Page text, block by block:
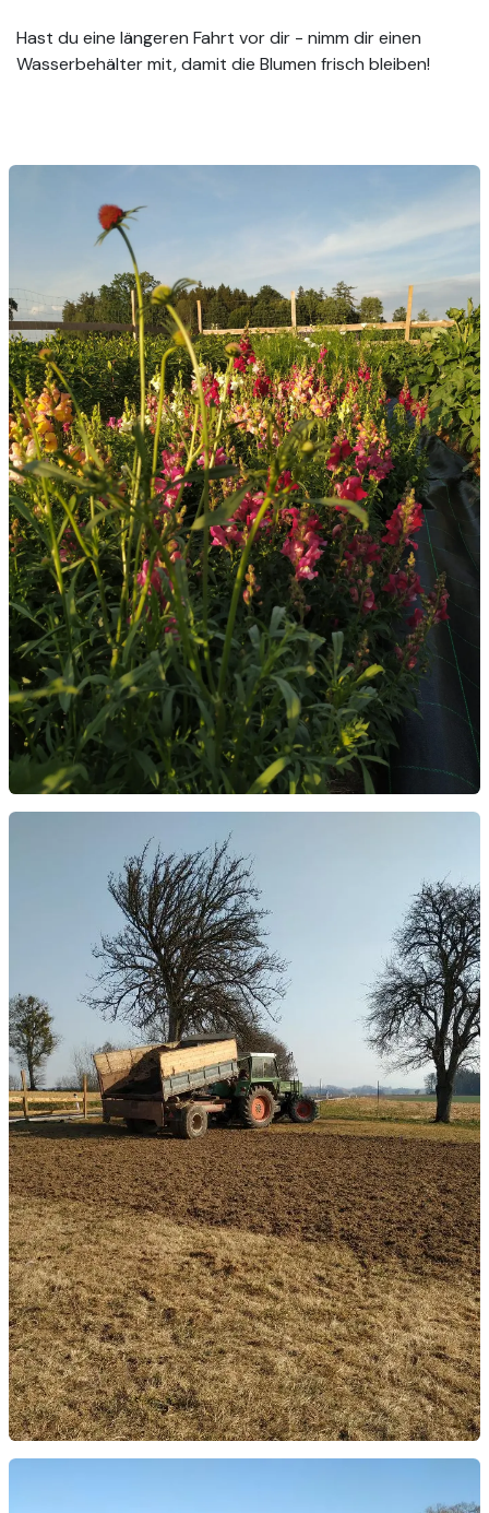
Hast du eine längeren Fahrt vor dir - nimm dir einen
Wasserbehälter mit, damit die Blumen frisch bleiben!